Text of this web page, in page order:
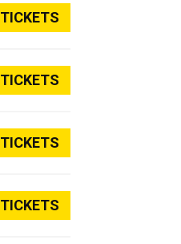
TICKETS
TICKETS
TICKETS
TICKETS